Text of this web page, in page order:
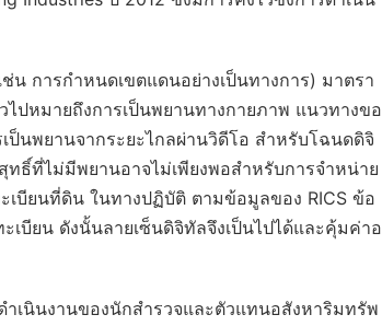
การกำหนดเขตแดนอย่างเป็นทางการ) มาตรา
หมายถึงการเป็นพยานทางกายภาพ แนวทางขอ
นพยานจากระยะไกลผ่านวิดีโอ สำหรับโฉนดดิจิ
ธิ์ที่ไม่มีพยานอาจไม่เพียงพอสำหรับการจำหน่าย
เบียนที่ดิน ในทางปฏิบัติ ตามข้อมูลของ RICS ข้อ
เบียน ดังนั้นลายเซ็นดิจิทัลจึงเป็นไปได้และคุ้มค่าอ
เนินงานของนักสำรวจและตัวแทนอสังหาริมทรัพ